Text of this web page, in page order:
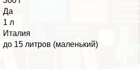
Да
1 л
Италия
до 15 литров (маленький)